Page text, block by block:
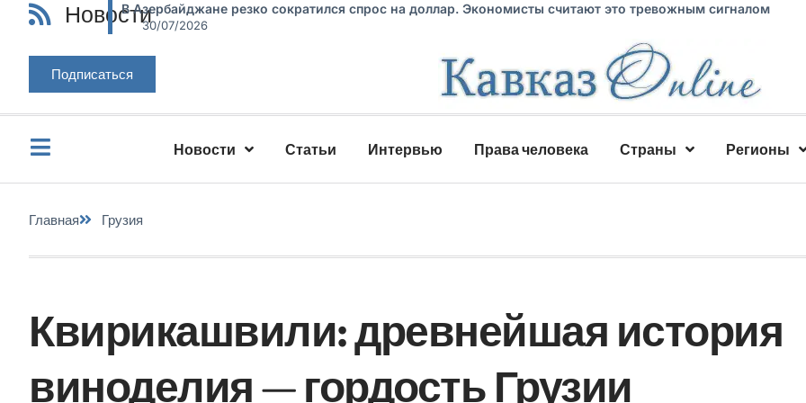
НовостиВ Азербайджане резко сократился спрос на доллар. Экономисты считают это тревожным сигналом
30/07/2026
Подписаться
Новости Статьи Интервью Права человека Страны Регионы
Главная Грузия
Квирикашвили: древнейшая история
виноделия — гордость Грузии